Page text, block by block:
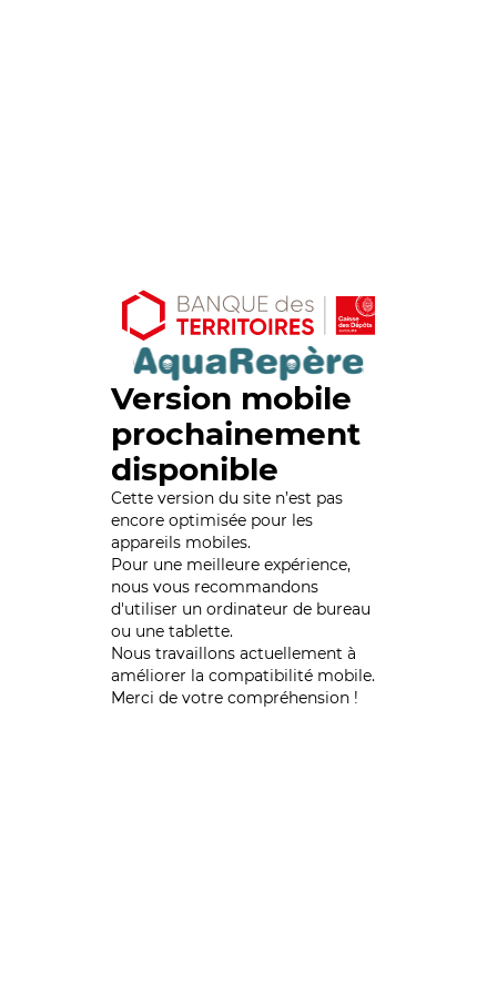
Version mobile
prochainement
disponible
Cette version du site n’est pas
encore optimisée pour les
appareils mobiles.
Pour une meilleure expérience,
nous vous recommandons
d'utiliser un ordinateur de bureau
ou une tablette.
Nous travaillons actuellement à
améliorer la compatibilité mobile.
Merci de votre compréhension !